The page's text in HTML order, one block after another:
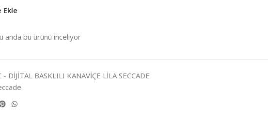
Ekle
anda bu ürünü inceliyor
- DİJİTAL BASKLILI KANAVİÇE LİLA SECCADE